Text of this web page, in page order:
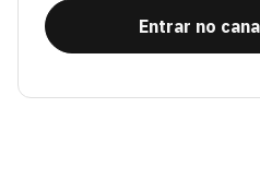
Entrar no